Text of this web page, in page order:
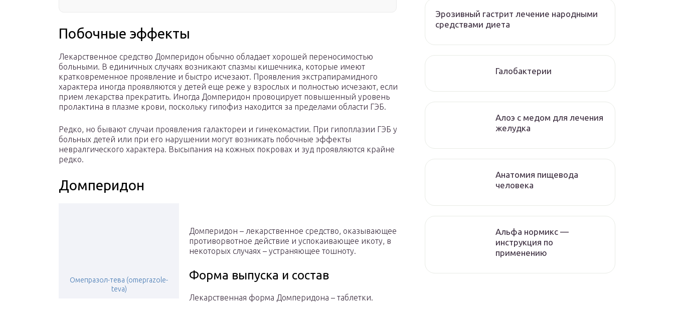
Побочные эффекты
Лекарственное средство Домперидон обычно обладает хорошей переносимостью
больными. В единичных случаях возникают спазмы кишечника, которые имеют
кратковременное проявление и быстро исчезают. Проявления экстрапирамидного
характера иногда проявляются у детей еще реже у взрослых и полностью исчезают, если
прием лекарства прекратить. Иногда Домперидон провоцирует повышенный уровень
пролактина в плазме крови, поскольку гипофиз находится за пределами области ГЭБ.
Редко, но бывают случаи проявления галактореи и гинекомастии. При гипоплазии ГЭБ у
больных детей или при его нарушении могут возникать побочные эффекты
невралгического характера. Высыпания на кожных покровах и зуд проявляются крайне
редко.
Домперидон
Омепразол-тева (omeprazole-
teva)
Домперидон – лекарственное средство, оказывающее
противорвотное действие и успокаивающее икоту, в
некоторых случаях – устраняющее тошноту.
Форма выпуска и состав
Лекарственная форма Домперидона – таблетки.
Эрозивный гастрит лечение народными
средствами диета
Галобактерии
Алоэ с медом для лечения
желудка
Анатомия пищевода
человека
Альфа нормикс —
инструкция по
применению